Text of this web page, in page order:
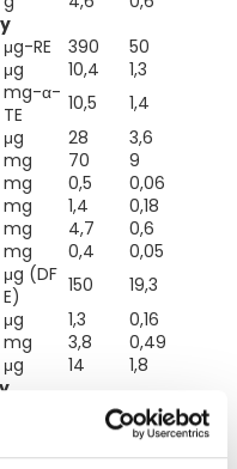
μg-RE 390
50
μg 10,4
1,3
mg-α-
TE
10,5
1,4
μg 28
3,6
mg 70
9
mg 0,5
0,06
mg 1,4
0,18
mg 4,7
0,6
mg 0,4
0,05
μg (DF
E)
150
19,3
μg 1,3
0,16
mg 3,8
0,49
μg 14
1,8
24,5
67
mg 385
49,6